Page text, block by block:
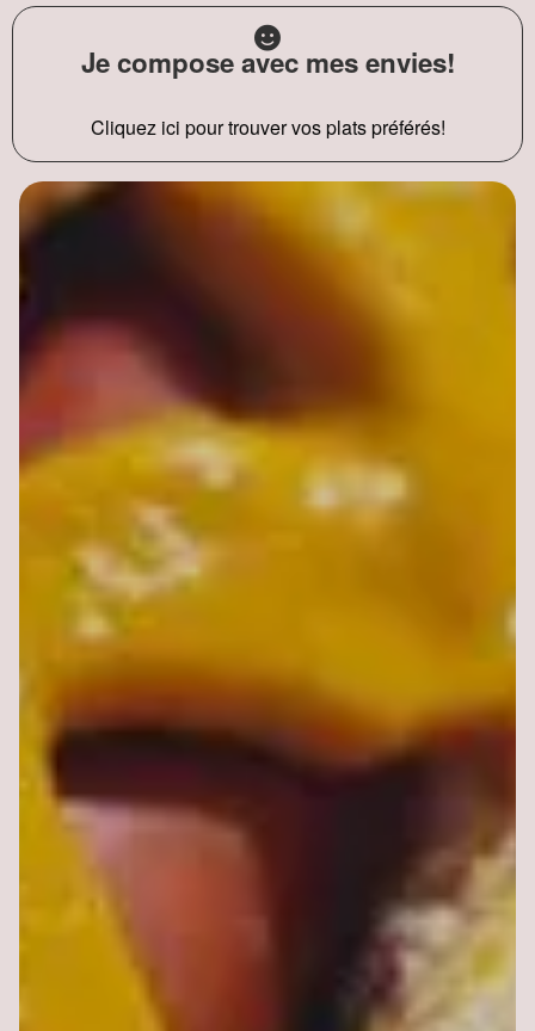
Je compose avec mes envies!
Cliquez ici pour trouver vos plats préférés!